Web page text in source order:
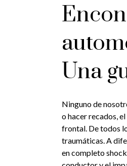
Una
Ninguno de
o hacer recados,
frontal. De todos
traumáticas. A
en completo